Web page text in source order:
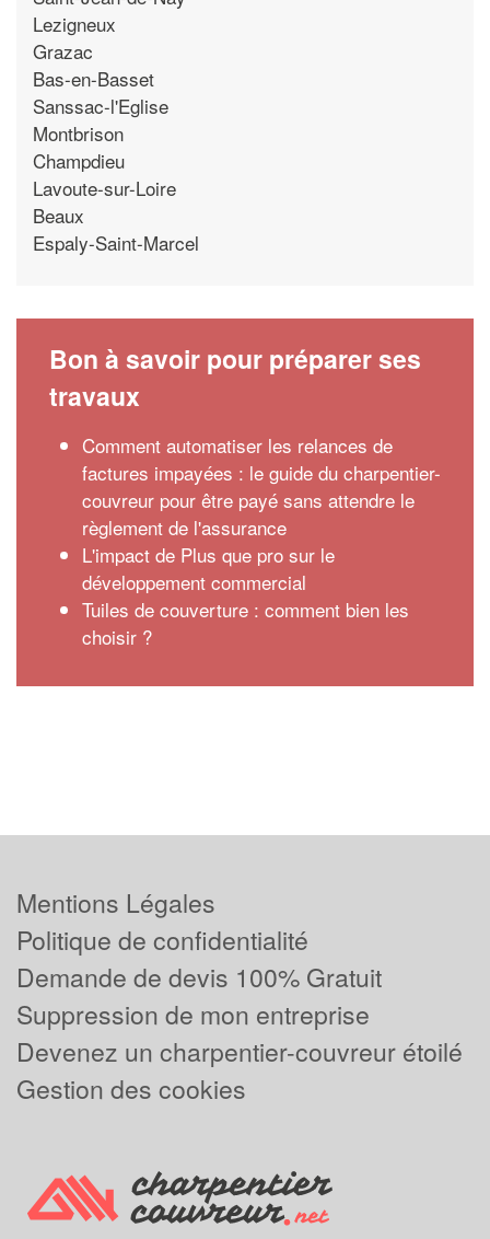
Lezigneux
Grazac
Bas-en-Basset
Sanssac-l'Eglise
Montbrison
Champdieu
Lavoute-sur-Loire
Beaux
Espaly-Saint-Marcel
Bon à savoir pour préparer ses
travaux
Comment automatiser les relances de
factures impayées : le guide du charpentier-
couvreur pour être payé sans attendre le
règlement de l'assurance
L'impact de Plus que pro sur le
développement commercial
Tuiles de couverture : comment bien les
choisir ?
Mentions Légales
Politique de confidentialité
Demande de devis 100% Gratuit
Suppression de mon entreprise
Devenez un charpentier-couvreur étoilé
Gestion des cookies